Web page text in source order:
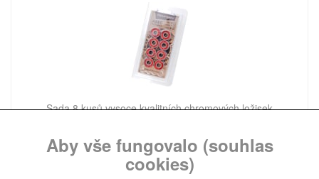
Aby vše fungovalo (souhlas
cookies)
Sada 8 kusů vysoce kvalitních chromových ložisek